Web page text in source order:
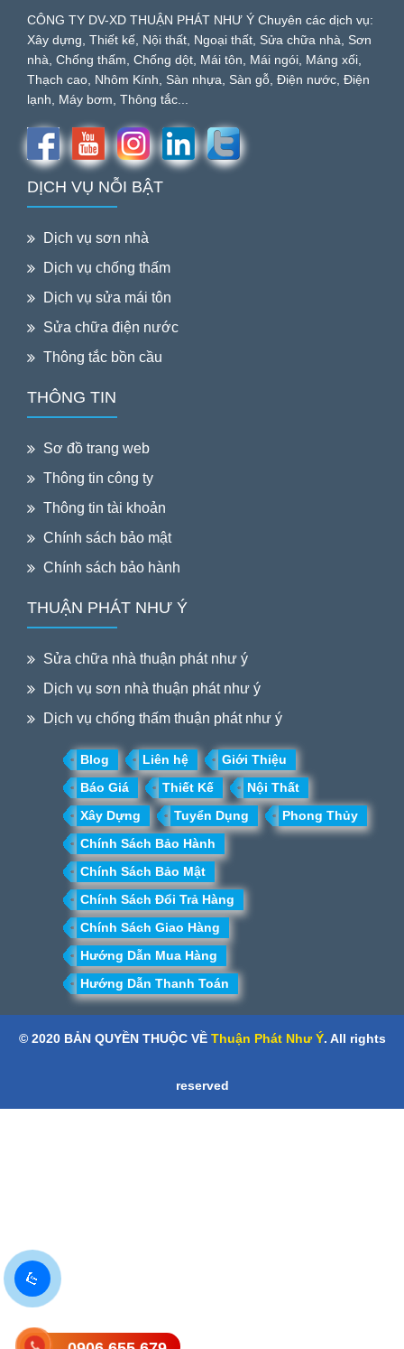
CÔNG TY DV-XD THUẬN PHÁT NHƯ Ý Chuyên các dịch vụ:
Xây dựng, Thiết kế, Nội thất, Ngoại thất, Sửa chữa nhà, Sơn
nhà, Chống thấm, Chống dột, Mái tôn, Mái ngói, Máng xối,
Thạch cao, Nhôm Kính, Sàn nhựa, Sàn gỗ, Điện nước, Điện
lạnh, Máy bơm, Thông tắc...
DỊCH VỤ NỖI BẬT
Dịch vụ sơn nhà
Dịch vụ chống thấm
Dịch vụ sửa mái tôn
Sửa chữa điện nước
Thông tắc bồn cầu
THÔNG TIN
Sơ đồ trang web
Thông tin công ty
Thông tin tài khoản
Chính sách bảo mật
Chính sách bảo hành
THUẬN PHÁT NHƯ Ý
Sửa chữa nhà thuận phát như ý
Dịch vụ sơn nhà thuận phát như ý
Dịch vụ chống thấm thuận phát như ý
Blog Liên hệ
Giới Thiệu
Báo Giá
Thiết Kế
Nội Thất
Xây Dựng
Tuyển Dụng
Phong Thủy
Chính Sách Bảo Hành
Chính Sách Bảo Mật
Chính Sách Đổi Trả Hàng
Chính Sách Giao Hàng
Hướng Dẫn Mua Hàng
Hướng Dẫn Thanh Toán
© 2020 BẢN QUYỀN THUỘC VỀ Thuận Phát Như Ý. All rights
reserved